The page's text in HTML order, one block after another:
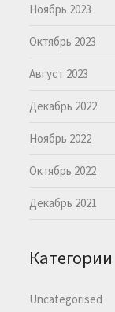
Ноябрь 2023
Октябрь 2023
Август 2023
Декабрь 2022
Ноябрь 2022
Октябрь 2022
Декабрь 2021
Категории
Uncategorised